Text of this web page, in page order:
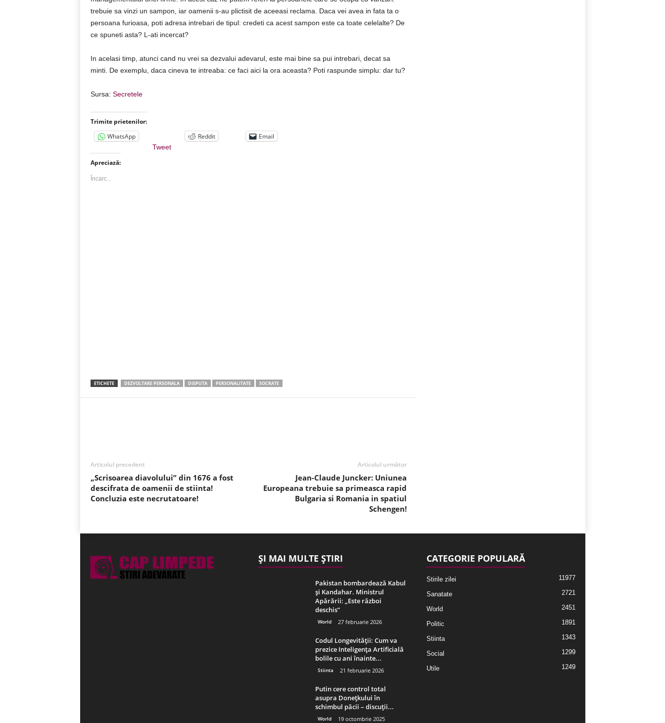
trebuie sa vinzi un sampon, iar oamenii s-au plictisit de aceeasi reclama. Daca vei avea in fata ta o
persoana furioasa, poti adresa intrebari de tipul: credeti ca acest sampon este ca toate celelalte? De
ce spuneti asta? L-ati incercat?
In acelasi timp, atunci cand nu vrei sa dezvalui adevarul, este mai bine sa pui intrebari, decat sa
minti. De exemplu, daca cineva te intreaba: ce faci aici la ora aceasta? Poti raspunde simplu: dar tu?
Sursa: Secretele
Trimite prietenilor:
WhatsApp
Tweet
Reddit Email
Apreciază:
Încarc...
ETICHETE DEZVOLTARE PERSONALA DISPUTA PERSONALITATE SOCRATE
Articolul precedent
„Scrisoarea diavolului” din 1676 a fost
descifrata de oamenii de stiinta!
Concluzia este necrutatoare!
Articolul următor
Jean-Claude Juncker: Uniunea
Europeana trebuie sa primeasca rapid
Bulgaria si Romania in spatiul
Schengen!
ȘI MAI MULTE ȘTIRI
Pakistan bombardează Kabul
și Kandahar. Ministrul
Apărării: „Este război
deschis”
World 27 februarie 2026
Codul Longevității: Cum va
prezice Inteligența Artificială
bolile cu ani înainte...
Stiinta 21 februarie 2026
Putin cere control total
asupra Donețkului în
schimbul păcii – discuții...
World 19 octombrie 2025
CATEGORIE POPULARĂ
Stirile zilei 11977
Sanatate 2721
World 2451
Politic 1891
Stiinta 1343
Social 1299
Utile 1249